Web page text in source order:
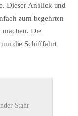
Dieser Anblick und
zum begehrten
machen. Die
um die Schifffahrt
Stahr